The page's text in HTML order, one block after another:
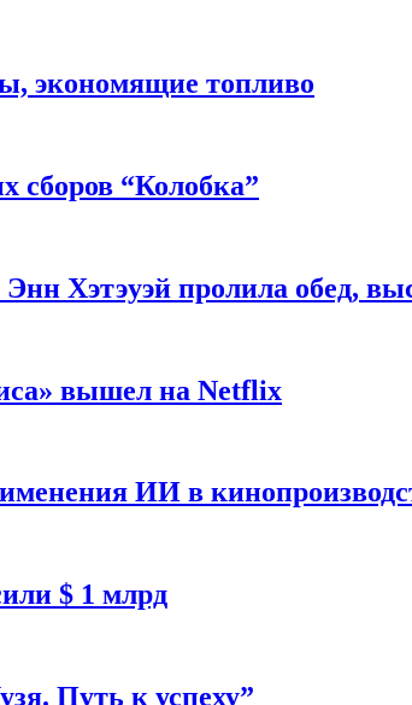
экономящие топливо
сборов “Колобка”
Хэтэуэй пролила обед,
вышел на Netflix
ИИ в
$ 1 млрд
Путь к успеху”